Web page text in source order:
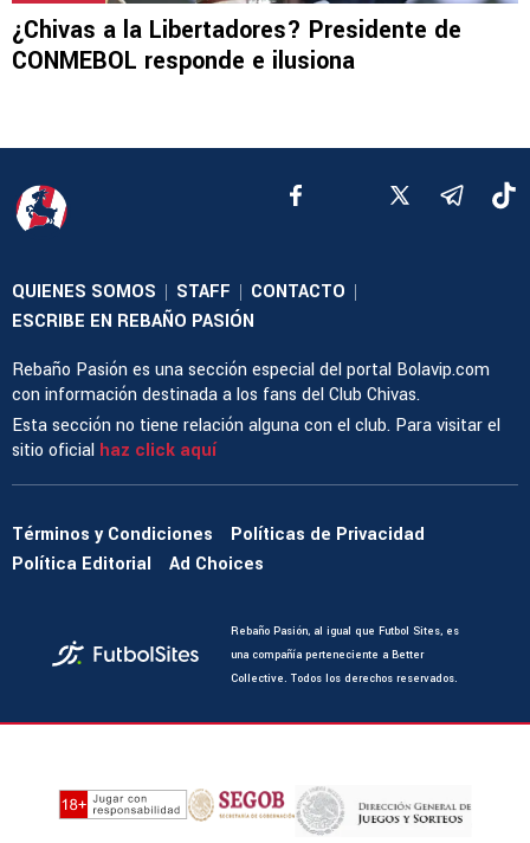
¿Chivas a la Libertadores? Presidente de
CONMEBOL responde e ilusiona
QUIENES SOMOS | STAFF | CONTACTO |
ESCRIBE EN REBAÑO PASIÓN
Rebaño Pasión es una sección especial del portal Bolavip.com
con información destinada a los fans del Club Chivas.
Esta sección no tiene relación alguna con el club. Para visitar el
sitio oficial haz click aquí
Términos y Condiciones
Políticas de Privacidad
Política Editorial
Ad Choices
Rebaño Pasión, al igual que Futbol Sites, es
una compañía perteneciente a Better
Collective. Todos los derechos reservados.